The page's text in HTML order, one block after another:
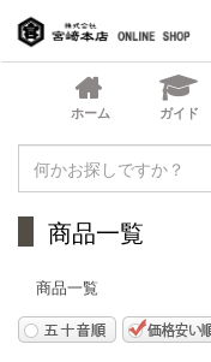
商品一覧
商品一覧